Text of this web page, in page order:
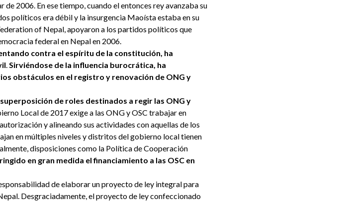
2006. En ese tiempo, cuando el entonces rey avanzaba su
políticos era débil y la insurgencia Maoísta estaba en su
of Nepal, apoyaron a los partidos políticos que
federal en Nepal en 2006.
contra el espíritu de la constitución, ha
.Sirviéndose de la influencia burocrática, ha
obstáculos en el registro y renovación de ONG y
de roles destinados a regir las ONG y
Local de 2017 exige a las ONG y OSC trabajar en
y alineando sus actividades con aquellas de los
en múltiples niveles y distritos del gobierno local tienen
disposiciones como la Política de Cooperación
en gran medida el financiamiento a las OSC en
de elaborar un proyecto de ley integral para
Desgraciadamente, el proyecto de ley confeccionado